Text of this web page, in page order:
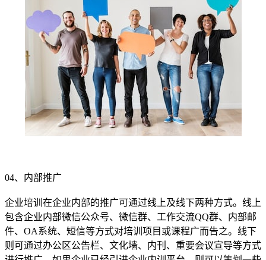
04、内部推广
企业培训在企业内部的推广可通过线上及线下两种方式。线上
包含企业内部微信公众号、微信群、工作交流QQ群、内部邮
件、OA系统、短信等方式对培训项目或课程广而告之。线下
则可通过办公区公告栏、文化墙、内刊、重要会议宣导等方式